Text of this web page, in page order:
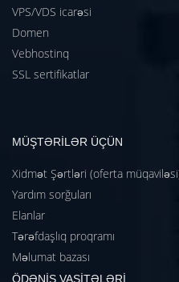
VPS/VDS icarəsi
Domen
Vebhostinq
SSL sertifikatlar
MÜŞTƏRİLƏR ÜÇÜN
Xidmət Şərtləri (oferta
Yardım sorğuları
Elanlar
Tərəfdaşlıq proqramı
Məlumat bazası
ÖDƏNİŞ VASİTƏLƏRİ